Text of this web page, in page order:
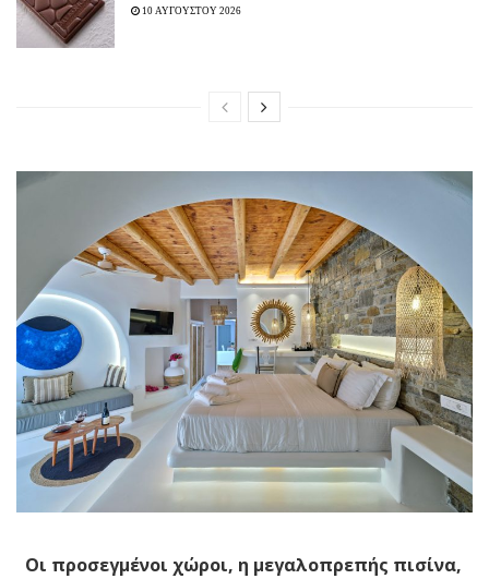
10 ΑΥΓΟΥΣΤΟΥ 2026
Οι προσεγμένοι χώροι, η μεγαλοπρεπής πισίνα,